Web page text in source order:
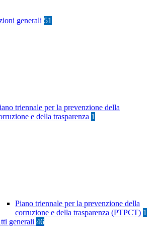
generali 51
triennale per la prevenzione della
e della trasparenza 1
Piano triennale per la prevenzione della
corruzione e della trasparenza (PTPCT) 1
generali 46